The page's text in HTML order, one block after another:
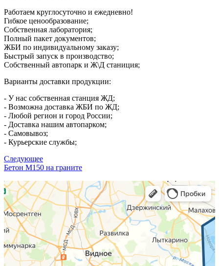
Работаем круглосуточно и ежедневно!
Гибкое ценообразование;
Собственная лаборатория;
Полный пакет документов;
ЖБИ по индивидуальному заказу;
Быстрый запуск в производство;
Собственный автопарк и Ж\Д станиция;
Варианты доставки продукции:
- У нас собственная станция ЖД;
- Возможна доставка ЖБИ по ЖД;
- Любой регион и город России;
- Доставка нашим автопарком;
- Самовывоз;
- Курьерские службы;
Следующее
Бетон М150 на граните